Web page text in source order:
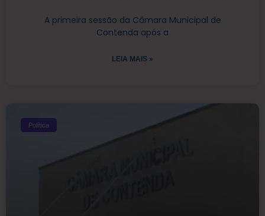
A primeira sessão da Câmara Municipal de
Contenda após a
LEIA MAIS »
Política